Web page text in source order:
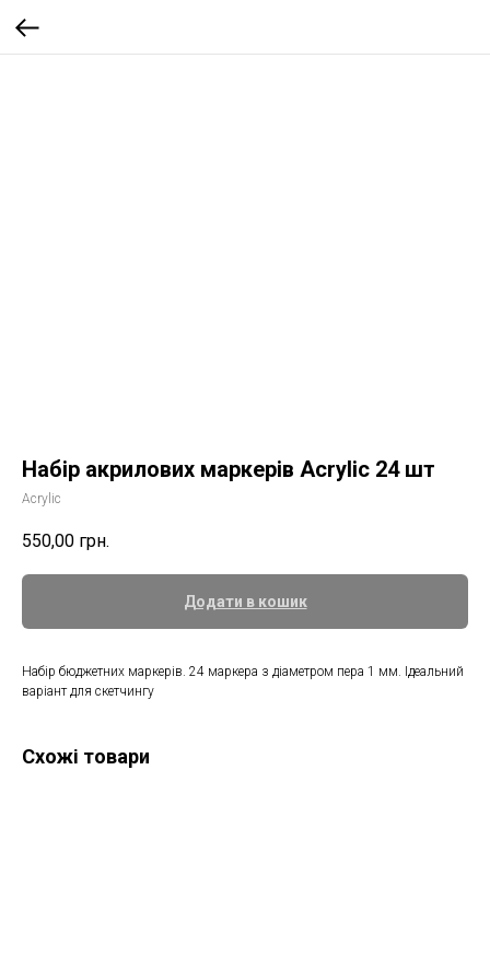
Набір акрилових маркерів Acrylic 24 шт
Acrylic
550,00 грн.
Додати в кошик
Набір бюджетних маркерів. 24 маркера з діаметром пера 1 мм. Ідеальний
варіант для скетчингу
Схожі товари